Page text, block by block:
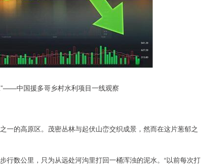
中国援多哥乡村水利项目一线观察
的高原区。茂密丛林与起伏山峦交织成景，然而在这片葱郁之
数公里，只为从远处河沟里打回一桶浑浊的泥水。“以前每次打